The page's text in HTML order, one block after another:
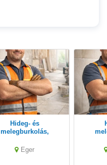
Hideg- és
melegburkolás,
kivitelezés
Eger